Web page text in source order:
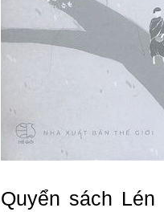
Quyển sách